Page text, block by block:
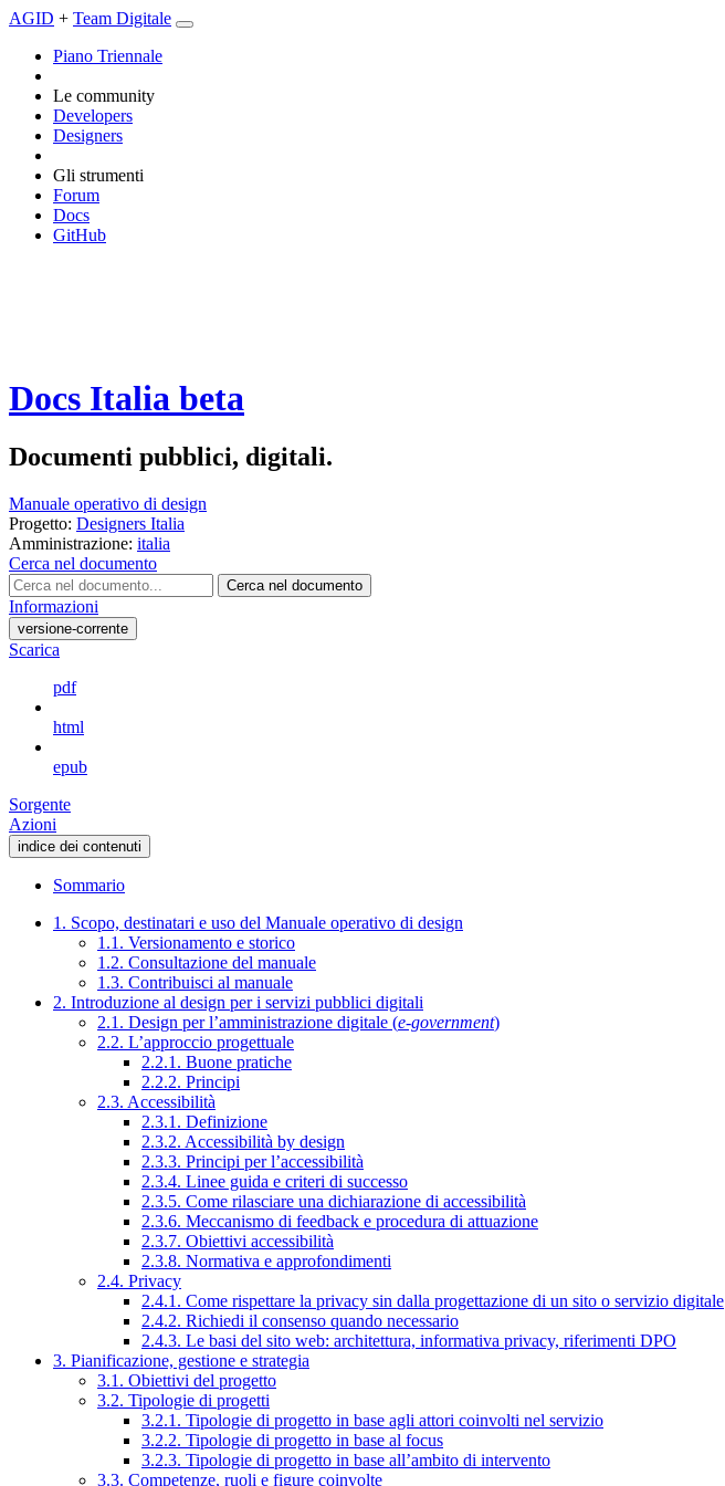
AGID + Team Digitale
Piano Triennale
Le community
Developers
Designers
Gli strumenti
Forum
Docs
GitHub
Docs Italia beta
Documenti pubblici, digitali.
Manuale operativo di design
Progetto: Designers Italia
Amministrazione: italia
Cerca nel documento
Cerca nel documento
Informazioni
versione-corrente
Scarica
pdf
html
epub
Sorgente
Azioni
indice dei contenuti
Sommario
1. Scopo, destinatari e uso del Manuale operativo di design
1.1. Versionamento e storico
1.2. Consultazione del manuale
1.3. Contribuisci al manuale
2. Introduzione al design per i servizi pubblici digitali
2.1. Design per l’amministrazione digitale (e-government)
2.2. L’approccio progettuale
2.2.1. Buone pratiche
2.2.2. Principi
2.3. Accessibilità
2.3.1. Definizione
2.3.2. Accessibilità by design
2.3.3. Principi per l’accessibilità
2.3.4. Linee guida e criteri di successo
2.3.5. Come rilasciare una dichiarazione di accessibilità
2.3.6. Meccanismo di feedback e procedura di attuazione
2.3.7. Obiettivi accessibilità
2.3.8. Normativa e approfondimenti
2.4. Privacy
2.4.1. Come rispettare la privacy sin dalla progettazione di un sito o servizio digitale
2.4.2. Richiedi il consenso quando necessario
2.4.3. Le basi del sito web: architettura, informativa privacy, riferimenti DPO
3. Pianificazione, gestione e strategia
3.1. Obiettivi del progetto
3.2. Tipologie di progetti
3.2.1. Tipologie di progetto in base agli attori coinvolti nel servizio
3.2.2. Tipologie di progetto in base al focus
3.2.3. Tipologie di progetto in base all’ambito di intervento
3.3. Competenze, ruoli e figure coinvolte